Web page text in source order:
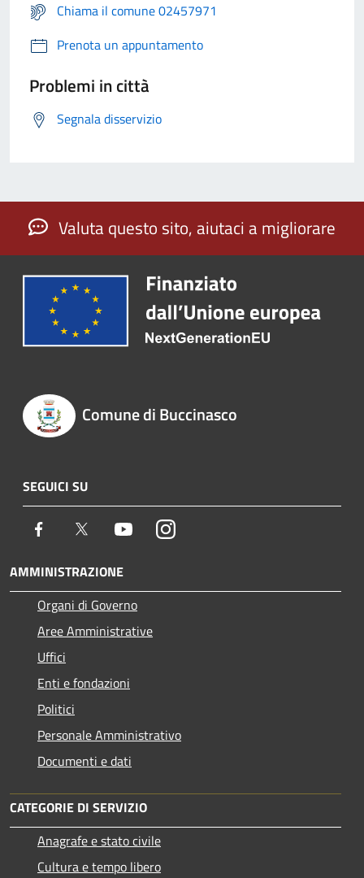
Chiama il comune 02457971
Prenota un appuntamento
Problemi in città
Segnala disservizio
Valuta questo sito, aiutaci a migliorare
Comune di Buccinasco
SEGUICI SU
Facebook Twitter YoutubeInstagram
AMMINISTRAZIONE
Organi di Governo
Aree Amministrative
Uffici
Enti e fondazioni
Politici
Personale Amministrativo
Documenti e dati
CATEGORIE DI SERVIZIO
Anagrafe e stato civile
Cultura e tempo libero